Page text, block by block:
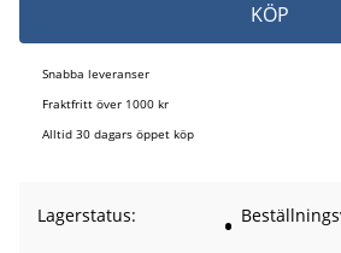
KÖP
Snabba leveranser
Fraktfritt över 1000 kr
Alltid 30 dagars öppet köp
Lagerstatus